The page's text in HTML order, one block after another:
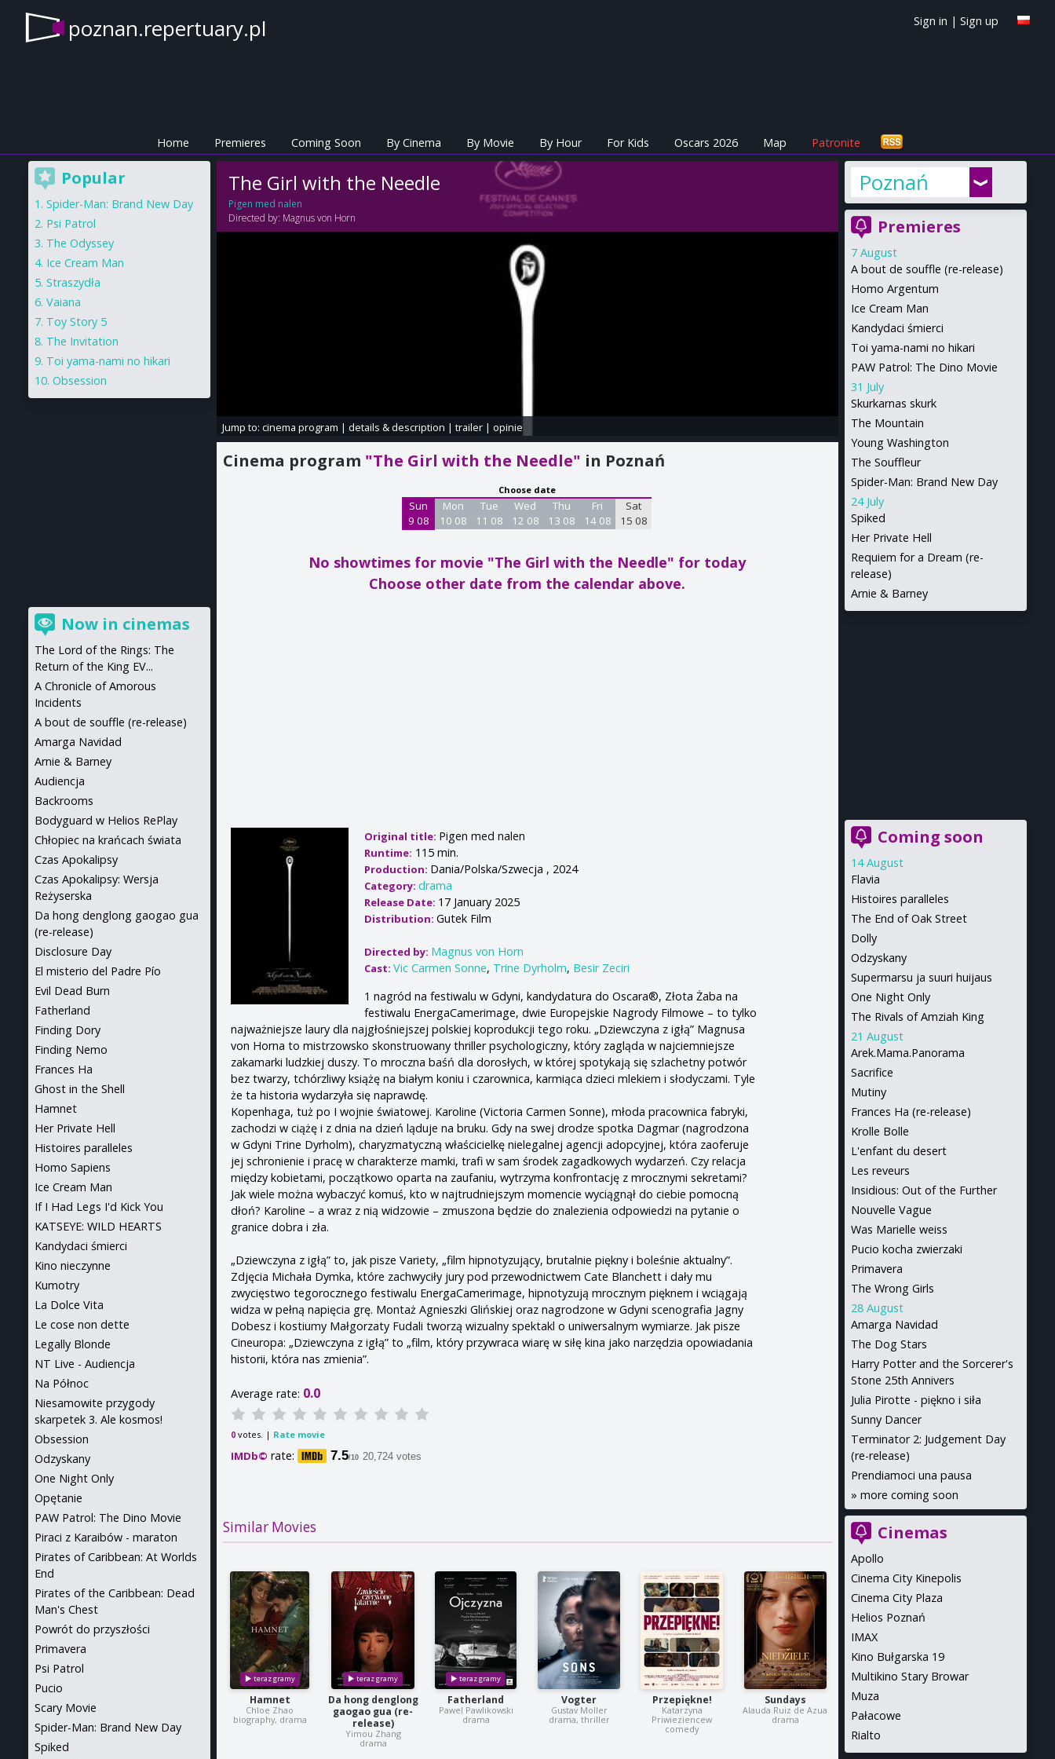
poznan.repertuary.pl Sign in | Sign up
Home Premieres Coming Soon By Cinema By Movie By Hour For Kids Oscars 2026 Map Patronite
The Girl with the Needle
Pigen med nalen
Directed by: Magnus von Horn
Jump to: cinema program | details & description | trailer| opinie
Cinema program "The Girl with the Needle" in Poznań
Choose date
Sun
9 08
Mon
10 08
Tue
11 08
Wed
12 08
Thu
13 08
Fri
14 08
Sat
15 08
No showtimes for movie "The Girl with the Needle" for today
Choose other date from the calendar above.
Original title: Pigen med nalen
Runtime: 115 min.
Production: Dania/Polska/Szwecja , 2024
Category:drama
Release Date: 17 January 2025
Distribution:Gutek Film
Directed by: Magnus von Horn
Cast:Vic Carmen Sonne, Trine Dyrholm, Besir Zeciri
1 nagród na festiwalu w Gdyni, kandydatura do Oscara®, Złota Żaba na
festiwalu EnergaCamerimage, dwie Europejskie Nagrody Filmowe – to tylko
najważniejsze laury dla najgłośniejszej polskiej koprodukcji tego roku. „Dziewczyna z igłą” Magnusa
von Horna to mistrzowsko skonstruowany thriller psychologiczny, który zagląda w najciemniejsze
zakamarki ludzkiej duszy. To mroczna baśń dla dorosłych, w której spotykają się szlachetny potwór
bez twarzy, tchórzliwy książę na białym koniu i czarownica, karmiąca dzieci mlekiem i słodyczami. Tyle
że ta historia wydarzyła się naprawdę.
Kopenhaga, tuż po I wojnie światowej. Karoline (Victoria Carmen Sonne), młoda pracownica fabryki,
zachodzi w ciążę i z dnia na dzień ląduje na bruku. Gdy na swej drodze spotka Dagmar (nagrodzona
w Gdyni Trine Dyrholm), charyzmatyczną właścicielkę nielegalnej agencji adopcyjnej, która zaoferuje
jej schronienie i pracę w charakterze mamki, trafi w sam środek zagadkowych wydarzeń. Czy relacja
między kobietami, początkowo oparta na zaufaniu, wytrzyma konfrontację z mrocznymi sekretami?
Jak wiele można wybaczyć komuś, kto w najtrudniejszym momencie wyciągnął do ciebie pomocną
dłoń? Karoline – a wraz z nią widzowie – zmuszona będzie do znalezienia odpowiedzi na pytanie o
granice dobra i zła.
„Dziewczyna z igłą” to, jak pisze Variety, „film hipnotyzujący, brutalnie piękny i boleśnie aktualny”.
Zdjęcia Michała Dymka, które zachwyciły jury pod przewodnictwem Cate Blanchett i dały mu
zwycięstwo tegorocznego festiwalu EnergaCamerimage, hipnotyzują mrocznym pięknem i wciągają
widza w pełną napięcia grę. Montaż Agnieszki Glińskiej oraz nagrodzone w Gdyni scenografia Jagny
Dobesz i kostiumy Małgorzaty Fudali tworzą wizualny spektakl o uniwersalnym wymiarze. Jak pisze
Cineuropa: „Dziewczyna z igłą” to „film, który przywraca wiarę w siłę kina jako narzędzia opowiadania
historii, która nas zmienia”.
Average rate: 0.0
0votes. | Rate movie
IMDb© rate: 7.5/10 20,724 votes
Similar Movies
Hamnet
Chloe Zhao
biography, drama
Da hong denglong
gaogao gua (re-
release)
Yimou Zhang
drama
Fatherland
Pawel Pawlikowski
drama
Vogter
Gustav Moller
drama, thriller
Przepiękne!
Katarzyna
Priwieziencew
comedy
Sundays
Alauda Ruiz de Azua
drama
Poznań
Premieres
7 August
A bout de souffle (re-release)
Homo Argentum
Ice Cream Man
Kandydaci śmierci
Toi yama-nami no hikari
PAW Patrol: The Dino Movie
31 July
Skurkarnas skurk
The Mountain
Young Washington
The Souffleur
Spider-Man: Brand New Day
24 July
Spiked
Her Private Hell
Requiem for a Dream (re-
release)
Arnie & Barney
Coming soon
14 August
Flavia
Histoires paralleles
The End of Oak Street
Dolly
Odzyskany
Supermarsu ja suuri huijaus
One Night Only
The Rivals of Amziah King
21 August
Arek.Mama.Panorama
Sacrifice
Mutiny
Frances Ha (re-release)
Krolle Bolle
L'enfant du desert
Les reveurs
Insidious: Out of the Further
Nouvelle Vague
Was Marielle weiss
Pucio kocha zwierzaki
Primavera
The Wrong Girls
28 August
Amarga Navidad
The Dog Stars
Harry Potter and the Sorcerer's
Stone 25th Annivers
Julia Pirotte - piękno i siła
Sunny Dancer
Terminator 2: Judgement Day
(re-release)
Prendiamoci una pausa
» more coming soon
Cinemas
Apollo
Cinema City Kinepolis
Cinema City Plaza
Helios Poznań
IMAX
Kino Bułgarska 19
Multikino Stary Browar
Muza
Pałacowe
Rialto
Popular
Spider-Man: Brand New Day
Psi Patrol
The Odyssey
Ice Cream Man
Straszydła
Vaiana
Toy Story 5
The Invitation
Toi yama-nami no hikari
Obsession
Now in cinemas
The Lord of the Rings: The
Return of the King EV...
A Chronicle of Amorous
Incidents
A bout de souffle (re-release)
Amarga Navidad
Arnie & Barney
Audiencja
Backrooms
Bodyguard w Helios RePlay
Chłopiec na krańcach świata
Czas Apokalipsy
Czas Apokalipsy: Wersja
Reżyserska
Da hong denglong gaogao gua
(re-release)
Disclosure Day
El misterio del Padre Pío
Evil Dead Burn
Fatherland
Finding Dory
Finding Nemo
Frances Ha
Ghost in the Shell
Hamnet
Her Private Hell
Histoires paralleles
Homo Sapiens
Ice Cream Man
If I Had Legs I'd Kick You
KATSEYE: WILD HEARTS
Kandydaci śmierci
Kino nieczynne
Kumotry
La Dolce Vita
Le cose non dette
Legally Blonde
NT Live - Audiencja
Na Północ
Niesamowite przygody
skarpetek 3. Ale kosmos!
Obsession
Odzyskany
One Night Only
Opętanie
PAW Patrol: The Dino Movie
Piraci z Karaibów - maraton
Pirates of Caribbean: At Worlds
End
Pirates of the Caribbean: Dead
Man's Chest
Powrót do przyszłości
Primavera
Psi Patrol
Pucio
Scary Movie
Spider-Man: Brand New Day
Spiked